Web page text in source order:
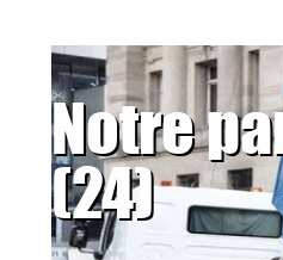
Notre
(24)